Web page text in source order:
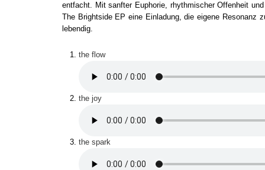
entfacht. Mit sanfter Euphorie, rhythmischer Offenheit
The Brightside EP eine Einladung, die eigene Resonanz
lebendig.
the flow
the joy
the spark